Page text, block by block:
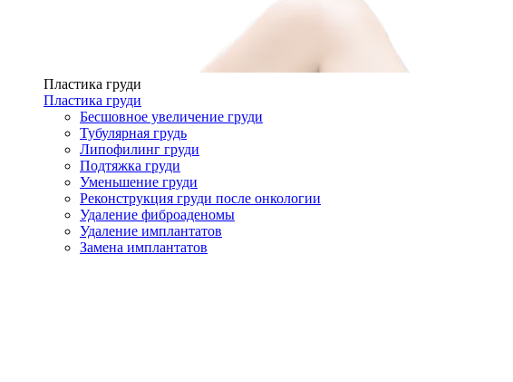
Пластика груди
Пластика груди
Бесшовное увеличение груди
Тубулярная грудь
Липофилинг груди
Подтяжка груди
Уменьшение груди
Реконструкция груди после онкологии
Удаление фиброаденомы
Удаление имплантатов
Замена имплантатов